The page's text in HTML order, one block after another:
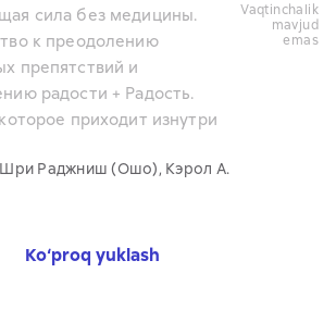
сила без медицины.
к преодолению
препятствий и
радости + Радость.
приходит изнутри
Шри Раджниш (Ошо), Кэрол А.
vaqtinchalik
mavjud
emas
Ko‘proq yuklash